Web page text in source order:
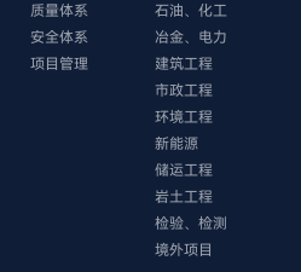
质量体系
安全体系
项目管理
石油、化工
冶金、电力
建筑工程
市政工程
环境工程
新能源
储运工程
岩土工程
检验、检测
境外项目